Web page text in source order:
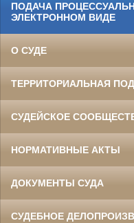
ПОДАЧА
ЭЛЕКТРОННОМ ВИДЕ
О СУДЕ
ТЕРРИТОРИАЛЬНАЯ
СУДЕЙСКОЕ
НОРМАТИВНЫЕ АКТЫ
ДОКУМЕНТЫ СУДА
СУДЕБНОЕ